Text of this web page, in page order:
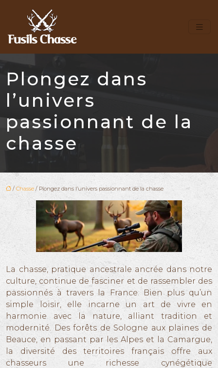
Plongez dans
l’univers
passionnant de la
chasse
/ Chasse / Plongez dans l’univers passionnant de la chasse
La chasse, pratique ancestrale ancrée dans notre
culture, continue de fasciner et de rassembler des
passionnés à travers la France. Bien plus qu’un
simple loisir, elle incarne un art de vivre en
harmonie avec la nature, alliant tradition et
modernité. Des forêts de Sologne aux plaines de
Beauce, en passant par les Alpes et la Camargue,
la diversité des territoires français offre aux
chasseurs une richesse cynégétique